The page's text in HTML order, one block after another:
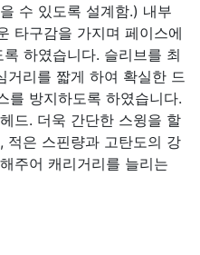
수 있도록 설계함.) 내부
타구감을 가지며 페이스에
하였습니다. 슬리브를 최
리를 짧게 하여 확실한 드
를 방지하도록 하였습니다.
드. 더욱 간단한 스윙을 할
적은 스핀량과 고탄도의 강
주어 캐리거리를 늘리는